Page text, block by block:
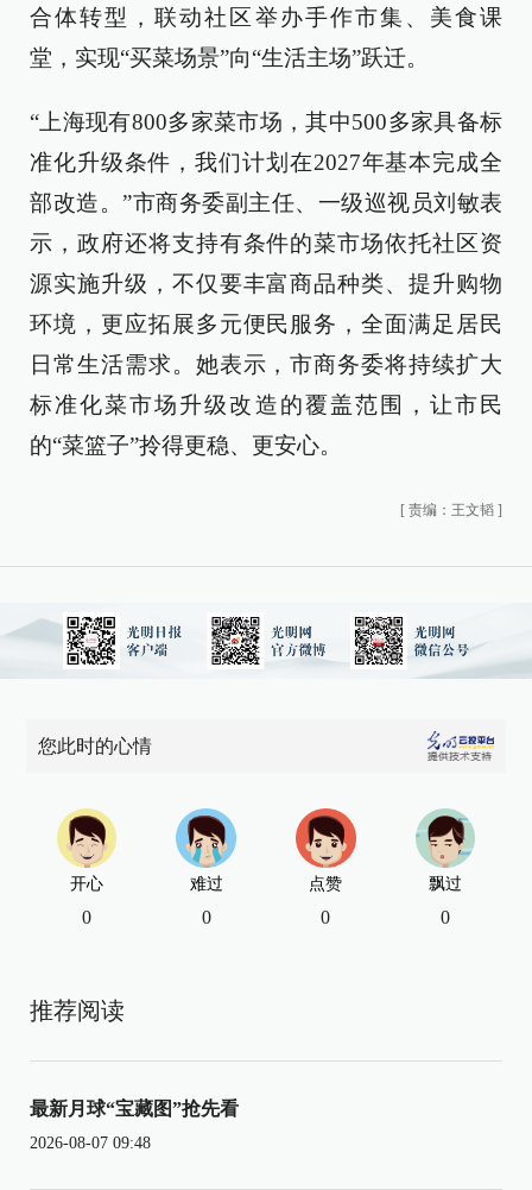
合体转型，联动社区举办手作市集、美食课
堂，实现“买菜场景”向“生活主场”跃迁。
“上海现有800多家菜市场，其中500多家具备标
准化升级条件，我们计划在2027年基本完成全
部改造。”市商务委副主任、一级巡视员刘敏表
示，政府还将支持有条件的菜市场依托社区资
源实施升级，不仅要丰富商品种类、提升购物
环境，更应拓展多元便民服务，全面满足居民
日常生活需求。她表示，市商务委将持续扩大
标准化菜市场升级改造的覆盖范围，让市民
的“菜篮子”拎得更稳、更安心。
[ 责编：王文韬 ]
您此时的心情
开心
0
难过
0
点赞
0
飘过
0
推荐阅读
最新月球“宝藏图”抢先看
2026-08-07 09:48